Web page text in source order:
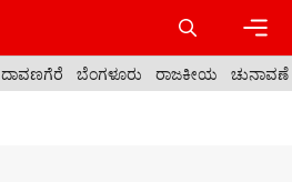
ದಾವಣಗೆರೆ ಬೆಂಗಳೂರು ರಾಜಕೀಯ ಚುನಾವಣೆ